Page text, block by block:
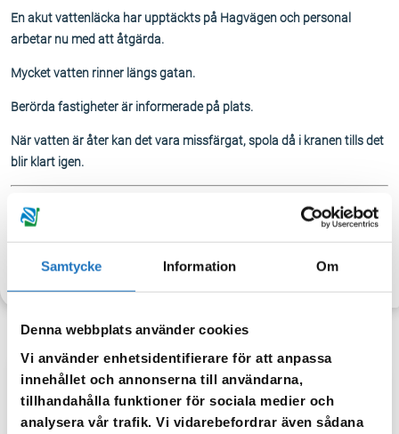
Samtycke Information Om
Denna webbplats använder cookies
Vi använder enhetsidentifierare för att anpassa
innehållet och annonserna till användarna,
tillhandahålla funktioner för sociala medier och
analysera vår trafik. Vi vidarebefordrar även sådana
En akut vattenläcka har upptäckts på Hagvägen och personal
arbetar nu med att åtgärda.
Mycket vatten rinner längs gatan.
Berörda fastigheter är informerade på plats.
När vatten är åter kan det vara missfärgat, spola då i kranen tills det
blir klart igen.
TILLBAKA
Anmäl dig till vår sms-tjänst.
Vår sms-tjänst använder vi enbart för att kunna informera dig